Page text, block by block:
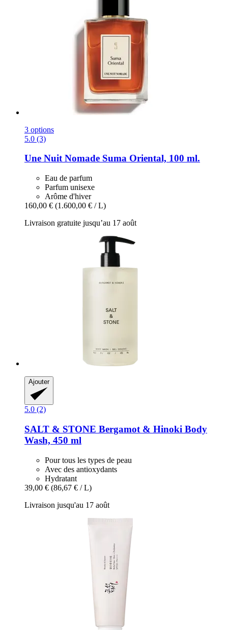
3 options
5.0 (3)
Une Nuit Nomade Suma Oriental, 100 ml.
Eau de parfum
Parfum unisexe
Arôme d'hiver
160,00 € (1.600,00 € / L)
Livraison gratuite jusqu’au 17 août
Ajouter
5.0 (2)
SALT & STONE Bergamot & Hinoki Body
Wash, 450 ml
Pour tous les types de peau
Avec des antioxydants
Hydratant
39,00 € (86,67 € / L)
Livraison jusqu'au 17 août